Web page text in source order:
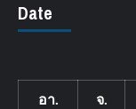
Date
อา. จ.